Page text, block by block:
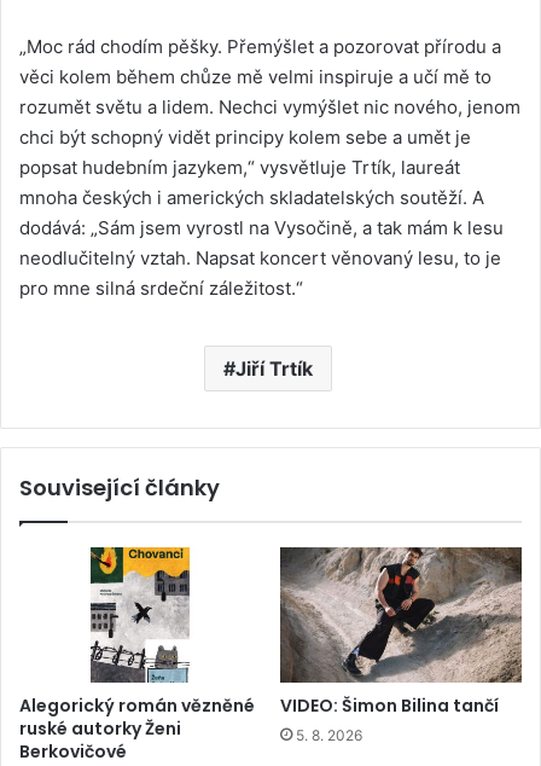
„Moc rád chodím pěšky. Přemýšlet a pozorovat přírodu a
věci kolem během chůze mě velmi inspiruje a učí mě to
rozumět světu a lidem. Nechci vymýšlet nic nového, jenom
chci být schopný vidět principy kolem sebe a umět je
popsat hudebním jazykem,“ vysvětluje Trtík, laureát
mnoha českých i amerických skladatelských soutěží. A
dodává: „Sám jsem vyrostl na Vysočině, a tak mám k lesu
neodlučitelný vztah. Napsat koncert věnovaný lesu, to je
pro mne silná srdeční záležitost.“
Jiří Trtík
Související články
Alegorický román vězněné
ruské autorky Ženi
Berkovičové
VIDEO: Šimon Bilina tančí
5. 8. 2026